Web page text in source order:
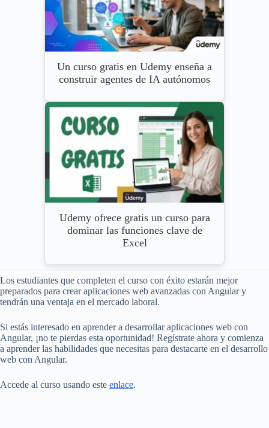
Un curso gratis en Udemy enseña a
construir agentes de IA autónomos
Udemy ofrece gratis un curso para
dominar las funciones clave de
Excel
Los estudiantes que completen el curso con éxito estarán mejor
preparados para crear aplicaciones web avanzadas con Angular y
tendrán una ventaja en el mercado laboral.
Si estás interesado en aprender a desarrollar aplicaciones web con
Angular, ¡no te pierdas esta oportunidad! Regístrate ahora y comienza
a aprender las habilidades que necesitas para destacarte en el desarrollo
web con Angular.
Accede al curso usando este enlace.